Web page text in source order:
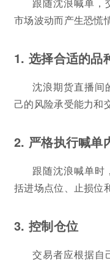
市场波动而产生恐慌
1. 选择合适的品
沈浪期货直播间
己的风险承受能力和
2. 严格执行喊单
跟随沈浪喊单时
括进场点位、止损位
3. 控制仓位
交易者应根据自